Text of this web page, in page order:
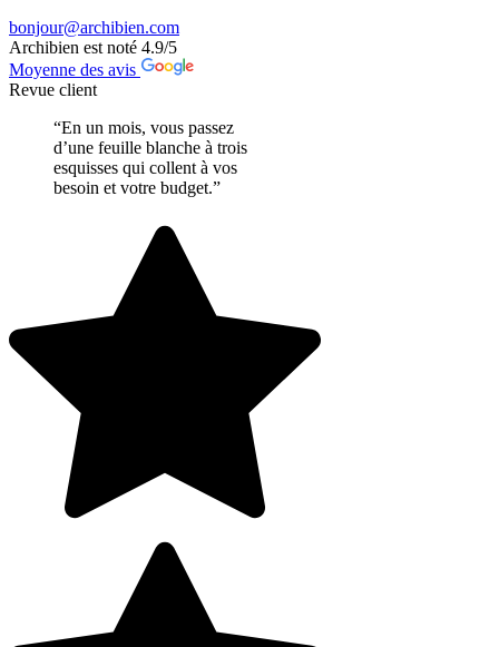
bonjour@archibien.com
Archibien est noté 4.9/5
Moyenne des avis
Revue client
“En un mois, vous passez
d’une feuille blanche à trois
esquisses qui collent à vos
besoin et votre budget.”